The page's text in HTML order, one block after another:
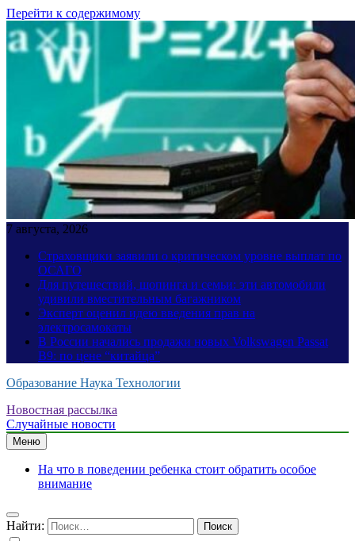
Перейти к содержимому
7 августа, 2026
Страховщики заявили о критическом уровне выплат по
ОСАГО
Для путешествий, шопинга и семьи: эти автомобили
удивили вместительным багажником
Эксперт оценил идею введения прав на
электросамокаты
В России начались продажи новых Volkswagen Passat
B9: по цене “китайца”
Образование Наука Технологии
Новостная рассылка
Случайные новости
Меню
На что в поведении ребенка стоит обратить особое
внимание
Найти: